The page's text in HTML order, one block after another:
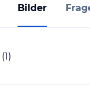
Bilder
(1)